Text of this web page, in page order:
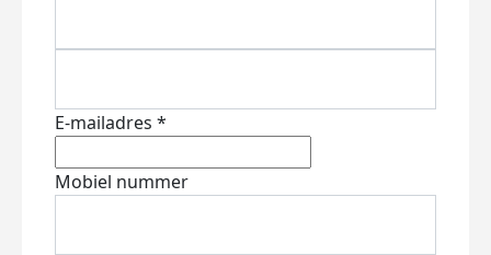
E-mailadres *
Mobiel nummer